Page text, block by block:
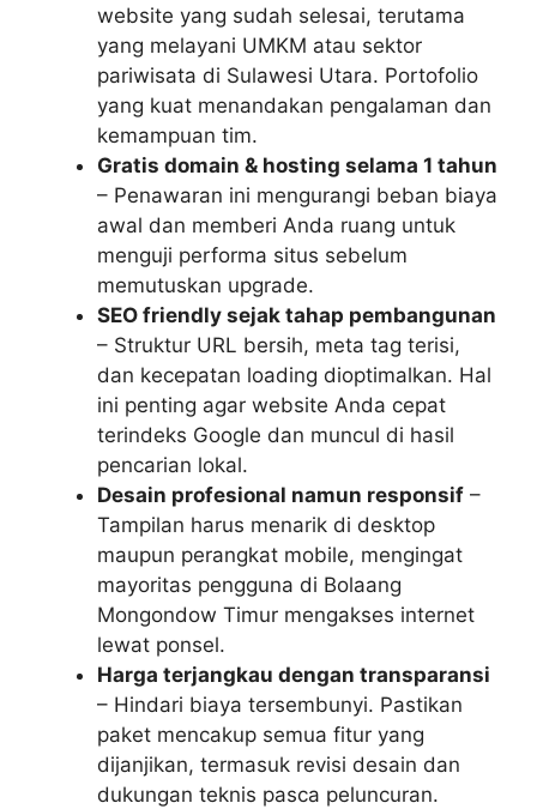
website yang sudah selesai, terutama
yang melayani UMKM atau sektor
pariwisata di Sulawesi Utara. Portofolio
yang kuat menandakan pengalaman dan
kemampuan tim.
Gratis domain & hosting selama 1 tahun
– Penawaran ini mengurangi beban biaya
awal dan memberi Anda ruang untuk
menguji performa situs sebelum
memutuskan upgrade.
SEO friendly sejak tahap pembangunan
– Struktur URL bersih, meta tag terisi,
dan kecepatan loading dioptimalkan. Hal
ini penting agar website Anda cepat
terindeks Google dan muncul di hasil
pencarian lokal.
Desain profesional namun responsif –
Tampilan harus menarik di desktop
maupun perangkat mobile, mengingat
mayoritas pengguna di Bolaang
Mongondow Timur mengakses internet
lewat ponsel.
Harga terjangkau dengan transparansi
– Hindari biaya tersembunyi. Pastikan
paket mencakup semua fitur yang
dijanjikan, termasuk revisi desain dan
dukungan teknis pasca peluncuran.